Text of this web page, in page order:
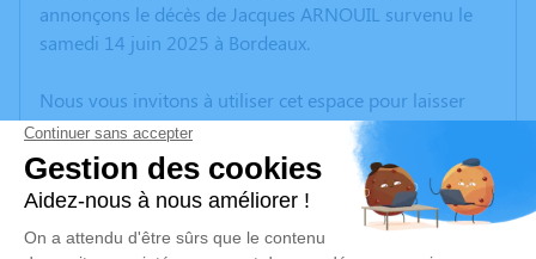
annonçons le décès de Jacques ARNOUIL survenu le
samedi 14 juin 2025 à Bordeaux.
Nous vous invitons à utiliser cet espace pour laisser
vos condoléances, partager des photos souvenirs, une
anecdote ou exprimer vos pensées à travers des
poèmes ou des textes. Cet endroit est un lieu
d'expression dédié à honorer la mémoire de Jacques
ARNOUIL.